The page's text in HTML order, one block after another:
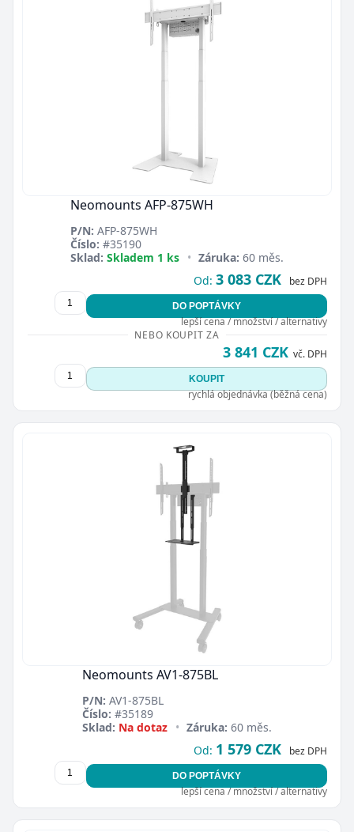
Neomounts AFP-875WH
P/N: AFP-875WH
Číslo: #35190
Sklad: Skladem 1 ks • Záruka: 60 měs.
Od: 3 083 CZK bez DPH
DO POPTÁVKY
lepší cena / množství / alternativy
NEBO KOUPIT ZA
3 841 CZK vč. DPH
KOUPIT
rychlá objednávka (běžná cena)
Neomounts AV1-875BL
P/N: AV1-875BL
Číslo: #35189
Sklad: Na dotaz • Záruka: 60 měs.
Od: 1 579 CZK bez DPH
DO POPTÁVKY
lepší cena / množství / alternativy